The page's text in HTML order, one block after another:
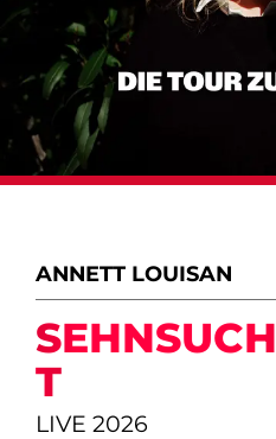
ANNETT LOUISAN
SEHNSUCH
T
LIVE 2026